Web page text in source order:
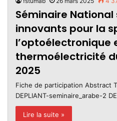
Séminaire
innovants pour la
l’optoélectronique
thermoélectricité
2025
Fiche de participation Abstract
DEPLIANT-seminaire_arabe-2
Lire la suite »